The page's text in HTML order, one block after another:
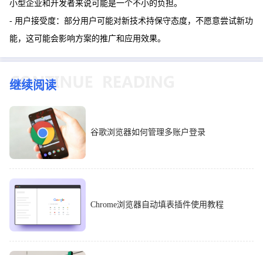
小型企业和开发者来说可能是一个不小的负担。
- 用户接受度：部分用户可能对新技术持保守态度，不愿意尝试新功
能，这可能会影响方案的推广和应用效果。
继续阅读
谷歌浏览器如何管理多账户登录
Chrome浏览器自动填表插件使用教程